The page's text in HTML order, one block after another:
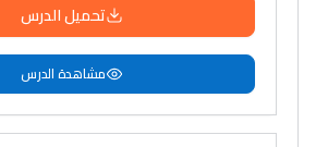
تحميل الدرس
مشاهدة الدرس